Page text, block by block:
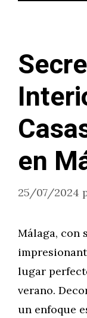
en
25/07/2024
Málaga, con
lugar
verano.
un enfoque